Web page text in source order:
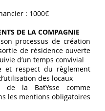
: 1000€
DE LA COMPAGNIE
processus de création
de résidence ouverte
d’un temps convivial
et respect du règlement
des locaux
de la BatYsse comme
les mentions obligatoires